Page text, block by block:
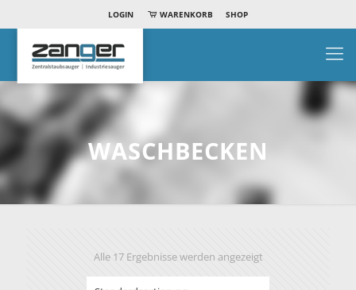
LOGIN WARENKORB SHOP
WASCHBECKEN
Alle 17 Ergebnisse werden angezeigt